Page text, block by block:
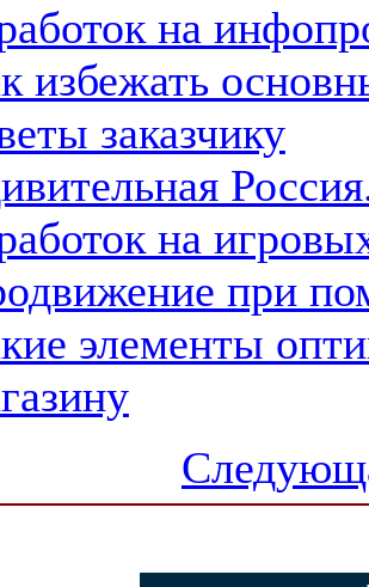
на
избежать
заказчику
на
при
элементы